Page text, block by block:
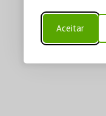
Aceitar